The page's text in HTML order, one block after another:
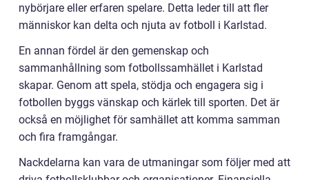
nybörjare eller erfaren spelare. Detta leder till att fler
människor kan delta och njuta av fotboll i Karlstad.
En annan fördel är den gemenskap och
sammanhållning som fotbollssamhället i Karlstad
skapar. Genom att spela, stödja och engagera sig i
fotbollen byggs vänskap och kärlek till sporten. Det är
också en möjlighet för samhället att komma samman
och fira framgångar.
Nackdelarna kan vara de utmaningar som följer med att